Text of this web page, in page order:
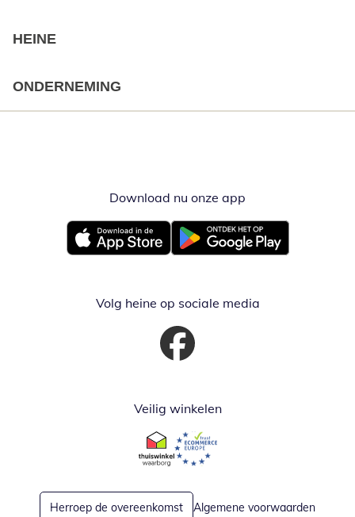
HEINE
ONDERNEMING
Download nu onze app
Opent in nieuw vensterOpent in nieuw venster
Volg heine op sociale media
Opent in nieuw venster
Veilig winkelen
Opent in nieuw venster
Opent in nieuw venster
Herroep de overeenkomst Algemene voorwaarden